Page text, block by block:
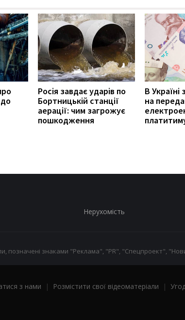
Росія завдає ударів по
Бортницькій станції
аерації: чим загрожує
пошкодження
В
на
Нерухомість
позначені знаками "Реклама", "PR", "Спецпроект",
з нами | Розмістити свої відеоматеріали |